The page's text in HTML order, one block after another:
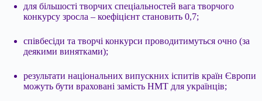
для більшості творчих спеціальностей вага творчого
конкурсу зросла – коефіцієнт становить 0,7;
співбесіди та творчі конкурси проводитимуться очно (за
деякими винятками);
результати національних випускних іспитів країн Європи
можуть бути враховані замість НМТ для українців;